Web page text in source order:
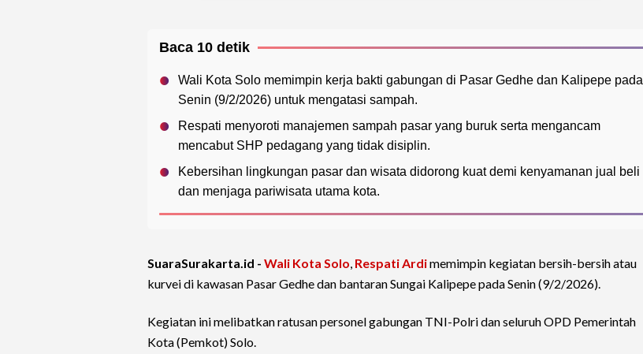
Baca 10 detik
Wali Kota Solo memimpin kerja bakti gabungan di Pasar Gedhe dan Kalipepe pada
Senin (9/2/2026) untuk mengatasi sampah.
Respati menyoroti manajemen sampah pasar yang buruk serta mengancam
mencabut SHP pedagang yang tidak disiplin.
Kebersihan lingkungan pasar dan wisata didorong kuat demi kenyamanan jual beli
dan menjaga pariwisata utama kota.
SuaraSurakarta.id - Wali Kota Solo, Respati Ardimemimpin kegiatan bersih-bersih atau
kurvei di kawasan Pasar Gedhe dan bantaran Sungai Kalipepe pada Senin (9/2/2026).
Kegiatan ini melibatkan ratusan personel gabungan TNI-Polri dan seluruh OPD Pemerintah
Kota (Pemkot) Solo.